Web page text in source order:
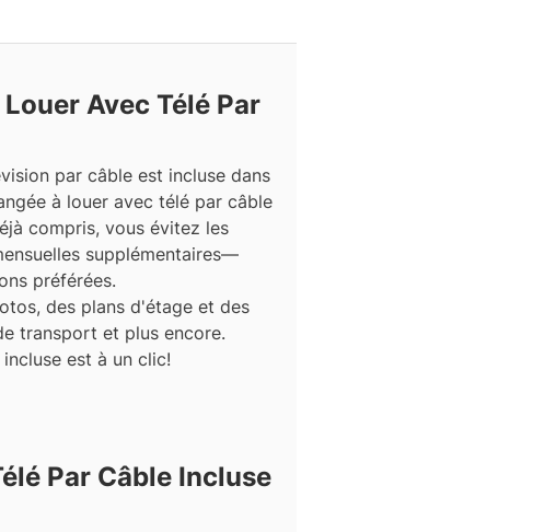
Avec Télé Par
par câble est incluse dans
à louer avec télé par câble
compris, vous évitez les
supplémentaires—
préférées.
des plans d'étage et des
transport et plus encore.
est à un clic!
Par Câble Incluse